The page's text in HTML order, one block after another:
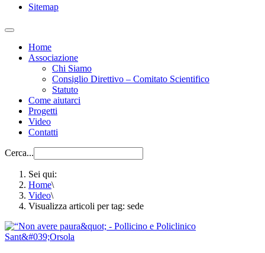
Sitemap
Home
Associazione
Chi Siamo
Consiglio Direttivo – Comitato Scientifico
Statuto
Come aiutarci
Progetti
Video
Contatti
Cerca...
Sei qui:
Home\
Video\
Visualizza articoli per tag: sede